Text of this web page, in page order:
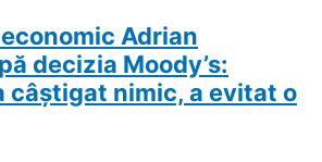
Adrian
decizia Moody’s:
câştigat nimic, a evitat o